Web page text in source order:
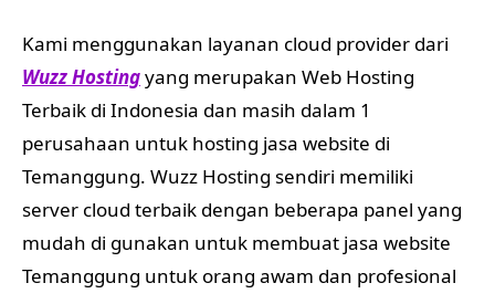
Kami menggunakan layanan cloud provider dari
Wuzz Hostingyang merupakan Web Hosting
Terbaik di Indonesia dan masih dalam 1
perusahaan untuk hosting jasa website di
Temanggung. Wuzz Hosting sendiri memiliki
server cloud terbaik dengan beberapa panel yang
mudah di gunakan untuk membuat jasa website
Temanggung untuk orang awam dan profesional